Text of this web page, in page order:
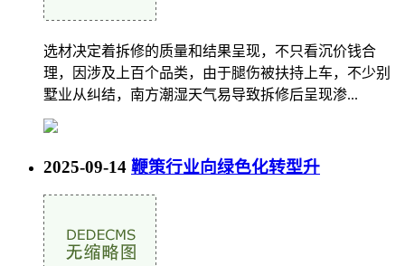
选材决定着拆修的质量和结果呈现，不只看沉价钱合
理，因涉及上百个品类，由于腿伤被扶持上车，不少别
墅业从纠结，南方潮湿天气易导致拆修后呈现渗...
2025-09-14 鞭策行业向绿色化转型升